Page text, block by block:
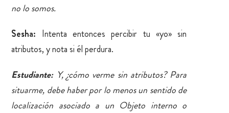
no lo somos.
Sesha: Intenta entonces percibir tu «yo» sin
atributos, y nota si él perdura.
Estudiante: Y, ¿cómo verme sin atributos? Para
situarme, debe haber por lo menos un sentido de
localización asociado a un Objeto interno o